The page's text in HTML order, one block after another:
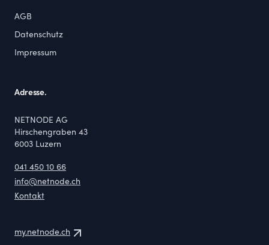
AGB
Datenschutz
Impressum
Adresse.
NETNODE AG
Hirschengraben 43
6003 Luzern
041 450 10 66
info@netnode.ch
Kontakt
my.netnode.ch